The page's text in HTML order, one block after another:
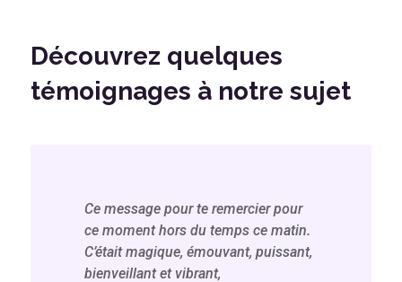
Découvrez quelques
témoignages à notre sujet
Ce message pour te remercier pour
ce moment hors du temps ce matin.
C’était magique, émouvant, puissant,
bienveillant et vibrant,